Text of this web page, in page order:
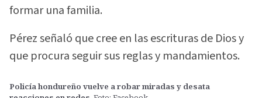
formar una familia.
Pérez señaló que cree en las escrituras de Dios y
que procura seguir sus reglas y mandamientos.
Policía hondureño vuelve a robar miradas y desata